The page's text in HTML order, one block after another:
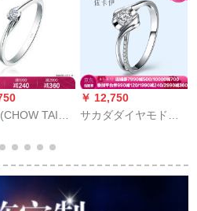
TAI
18 Kゴンド
ーレン/ダウ
￥ 12,750
サカダダイヤモドと
ト